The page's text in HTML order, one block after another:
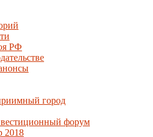
РФ
город
форум
2018